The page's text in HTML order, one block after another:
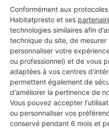
Conformément aux
Habitatpresto et ses
technologies similaires afin
technique du site, de mesurer
personnaliser votre
ou professionnel) et de vous
adaptées à vos centres
permettent également de
d'améliorer la pertinence de
Vous pouvez accepter
ou personnaliser vos
conservé pendant 6 mois et